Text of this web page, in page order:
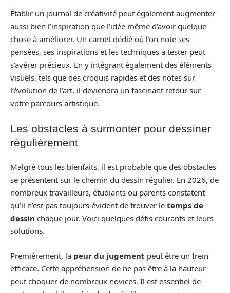
Établir un journal de créativité peut également augmenter
aussi bien l’inspiration que l’idée même d’avoir quelque
chose à améliorer. Un carnet dédié où l’on note ses
pensées, ses inspirations et les techniques à tester peut
s’avérer précieux. En y intégrant également des éléments
visuels, tels que des croquis rapides et des notes sur
l’évolution de l’art, il deviendra un fascinant retour sur
votre parcours artistique.
Les obstacles à surmonter pour dessiner
régulièrement
Malgré tous les bienfaits, il est probable que des obstacles
se présentent sur le chemin du dessin régulier. En 2026, de
nombreux travailleurs, étudiants ou parents constatent
qu’il n’est pas toujours évident de trouver le temps de
dessin chaque jour. Voici quelques défis courants et leurs
solutions.
Premièrement, la peur du jugement peut être un frein
efficace. Cette appréhension de ne pas être à la hauteur
peut choquer de nombreux novices. Il est essentiel de